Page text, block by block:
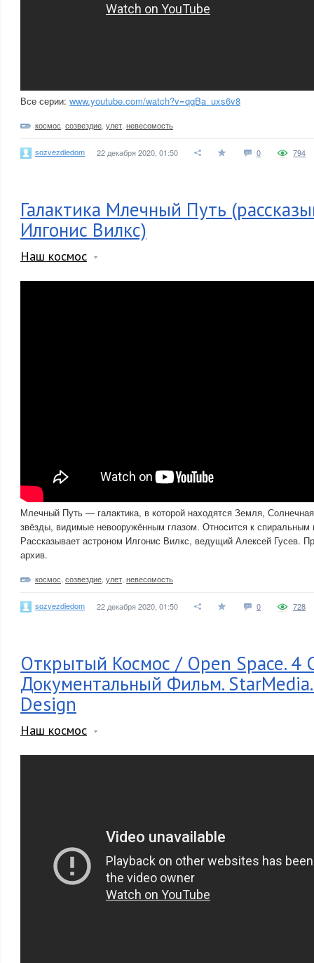
Все серии: www.youtube.com/watch?v=qqBa_uxs6v8
космос созвездие улет невесомость
sozvezdiedom 22 декабря 2020, 01:50 0 794
Галактика Млечный Путь
Илгонис Вилкс)
Наш космос
Млечный Путь — галактика, в которой находятся Земля,
звёзды, видимые невооружённым глазом. Относится к
Рассказывает астроном Илгонис Вилкс, ведущий Алексей Гусев.
архив.
космос созвездие улет невесомость
sozvezdiedom 22 декабря 2020, 01:50 0 728
Открытый Космос / Open Space. 4
Документальный Фильм.
Design
Наш космос